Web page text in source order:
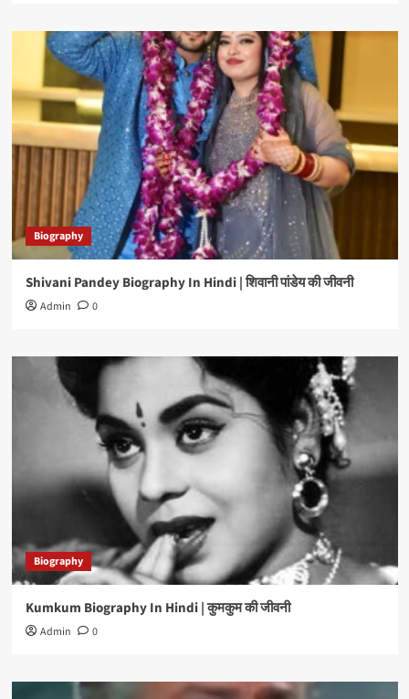
Biography
Shivani Pandey Biography In Hindi | शिवानी पांडेय की जीवनी
Admin 0
Biography
Kumkum Biography In Hindi | कुमकुम की जीवनी
Admin 0